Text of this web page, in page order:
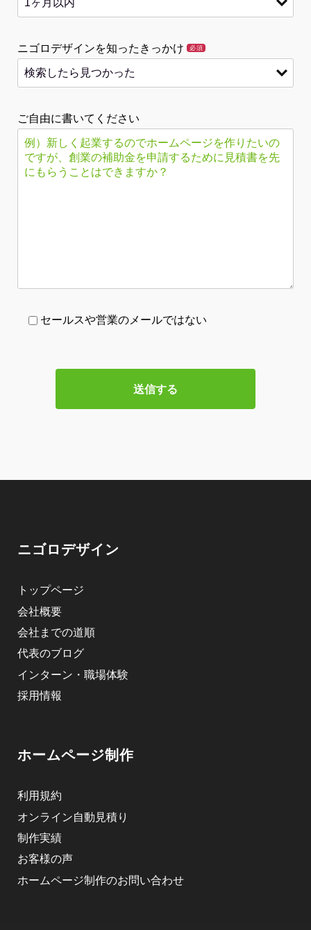
ニゴロデザインを知ったきっかけ 必須
ご自由に書いてください
セールスや営業のメールではない
ニゴロデザイン
トップページ
会社概要
会社までの道順
代表のブログ
インターン・職場体験
採用情報
ホームページ制作
利用規約
オンライン自動見積り
制作実績
お客様の声
ホームページ制作のお問い合わせ